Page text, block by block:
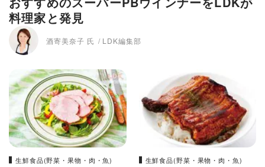
料理家と発見
酒寄美奈子 氏 LDK編集部
生鮮食品(野菜・果物・肉・魚) 生鮮食品(野菜・果物・肉・魚)